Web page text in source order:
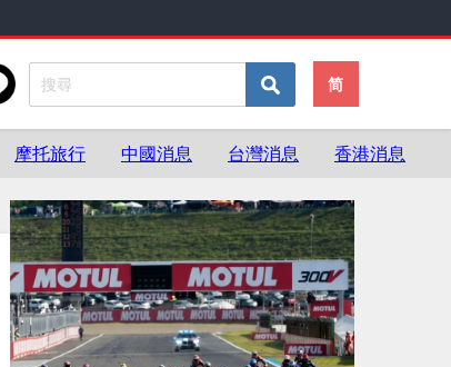
简
摩托旅行 中國消息 台灣消息 香港消息